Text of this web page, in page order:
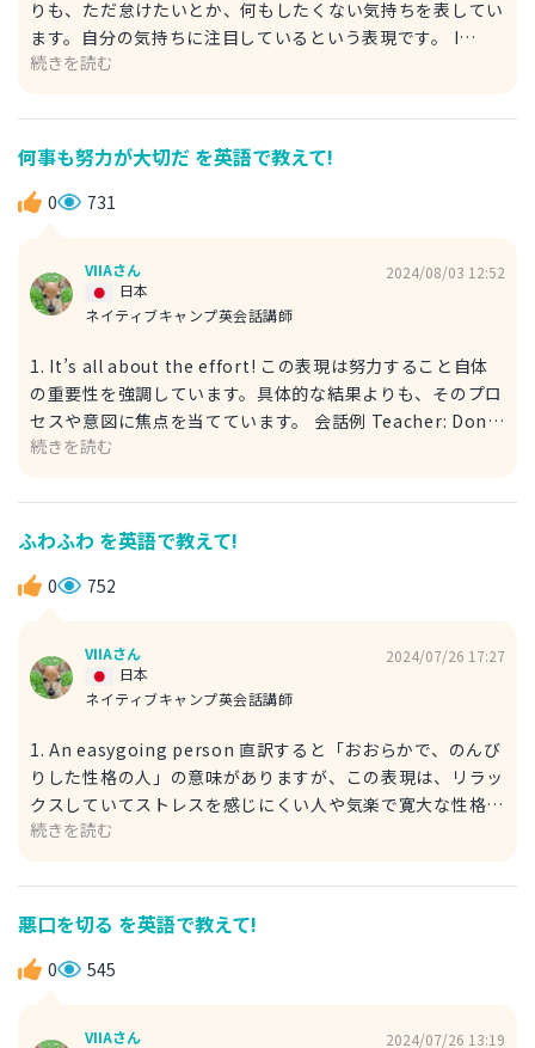
りも、ただ怠けたいとか、何もしたくない気持ちを表してい
ます。自分の気持ちに注目しているという表現です。 I
don’t feel like doing anything today. I’m feeling lazy.
have the motivation. この表現は、「I don’t have the
motivation.」直訳すると「やる気がない」の意味です。具
体的な理由や目標がなく、やる気が出ないという状況を表し
ます。 I know I need to study, but I just don’t have the
続きを読む
何事も努力が大切だ を英語で教えて!
0 731
VIIAさん
ネイティブキャンプ英会話講師
日本
2024/08/03 12:52
1. It’s all about the effort! この表現は努力すること自体
の重要性を強調しています。具体的な結果よりも、そのプロ
セスや意図に焦点を当てています。 会話例 Teacher: Don’t
worry about the grade, focus on learning. It’s all
集中しなさい。 何事も努力が大切だ！ Student: I’ll keep
that in mind. Thanks, Teacher. 生徒: そうします。ありが
とうございます、先生。 2. It’s all about hard work. 一生
懸命に働くことや具体的に行動することの大切さを強調して
Mentor: If you want to succeed in this industry,
remember it’s all about hard work. メンター: この業界
Mentee: I understand. I’ll put in the effort. メンティー:
わかりました。がんばります。
続きを読む
ふわふわ を英語で教えて!
0 752
VIIAさん
ネイティブキャンプ英会話講師
日本
2024/07/26 17:27
1. An easygoing person 直訳すると「おおらかで、のんび
りした性格の人」の意味がありますが、この表現は、リラッ
クスしていてストレスを感じにくい人や気楽で寛大な性格を
表すので「ふわふわした人」という表現でも使えると思いま
わふわした人です。 2. A lighthearted person 直訳すると
「陽気で、気楽な性格の人」という意味ですが、ニュアンス
的にはは、明るくて楽観的な人を指します。 例文 She’s a
lighthearted person. 彼女はふわふわした人ですよ。
続きを読む
悪口を切る を英語で教えて!
0 545
VIIAさん
2024/07/26 13:19